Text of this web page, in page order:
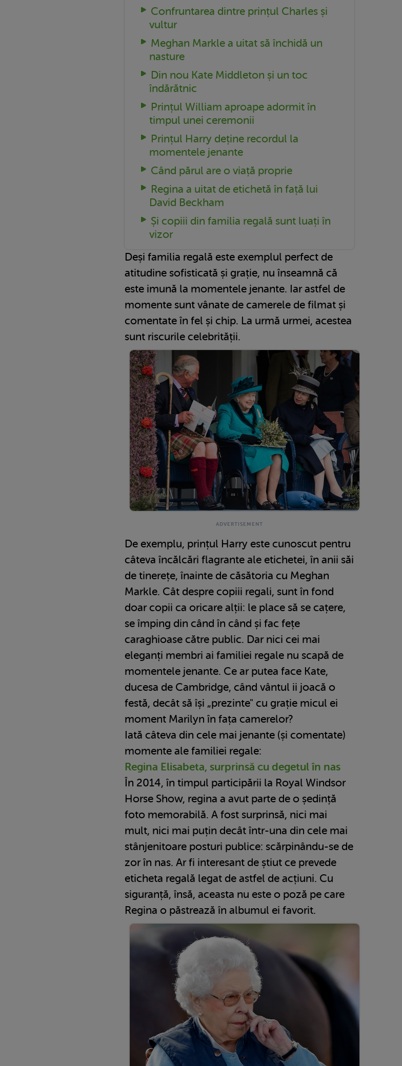
Confruntarea dintre prințul Charles și
vultur
Meghan Markle a uitat să închidă un
nasture
Din nou Kate Middleton și un toc
îndărătnic
Prințul William aproape adormit în
timpul unei ceremonii
Prințul Harry deține recordul la
momentele jenante
Când părul are o viață proprie
Regina a uitat de etichetă în față lui
David Beckham
Și copiii din familia regală sunt luați în
vizor
Deși familia regală este exemplul perfect de
atitudine sofisticată și grație, nu înseamnă că
este imună la momentele jenante. Iar astfel de
momente sunt vânate de camerele de filmat și
comentate în fel și chip. La urmă urmei, acestea
sunt riscurile celebrității.
De exemplu, prințul Harry este cunoscut pentru
câteva încălcări flagrante ale etichetei, în anii săi
de tinerețe, înainte de căsătoria cu Meghan
Markle. Cât despre copiii regali, sunt în fond
doar copii ca oricare alții: le place să se cațere,
se împing din când în când și fac fețe
caraghioase către public. Dar nici cei mai
eleganți membri ai familiei regale nu scapă de
momentele jenante. Ce ar putea face Kate,
ducesa de Cambridge, când vântul ii joacă o
festă, decât să își „prezinte" cu grație micul ei
moment Marilyn în fața camerelor?
Iată câteva din cele mai jenante (și comentate)
momente ale familiei regale:
Regina Elisabeta, surprinsă cu degetul în nas
În 2014, în timpul participării la Royal Windsor
Horse Show, regina a avut parte de o ședință
foto memorabilă. A fost surprinsă, nici mai
mult, nici mai puțin decât într-una din cele mai
stânjenitoare posturi publice: scărpinându-se de
zor în nas. Ar fi interesant de știut ce prevede
eticheta regală legat de astfel de acțiuni. Cu
siguranță, însă, aceasta nu este o poză pe care
Regina o păstrează în albumul ei favorit.